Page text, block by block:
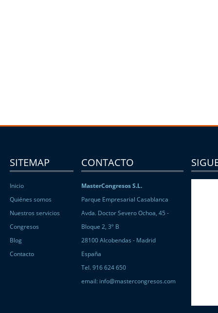
SITEMAP
Inicio
Quiénes somos
Nuestros servicios
Congresos
Blog
Contacto
CONTACTO
MasterCongresos S.L.
Parque Empresarial Casablanca
Avda. Doctor Severo Ochoa, 45 -
Bloque 2, 3º B
28100 Alcobendas - Madrid
España
Tel. 916 624 650
email: info@mastercongresos.com